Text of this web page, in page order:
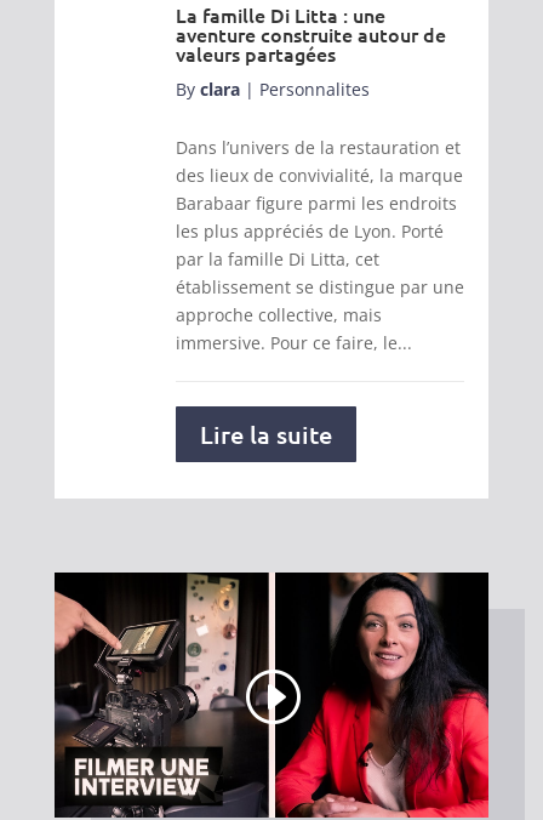
La famille Di Litta : une
aventure construite autour de
valeurs partagées
By clara| Personnalites
Dans l’univers de la restauration et
des lieux de convivialité, la marque
Barabaar figure parmi les endroits
les plus appréciés de Lyon. Porté
par la famille Di Litta, cet
établissement se distingue par une
approche collective, mais
immersive. Pour ce faire, le...
Lire la suite